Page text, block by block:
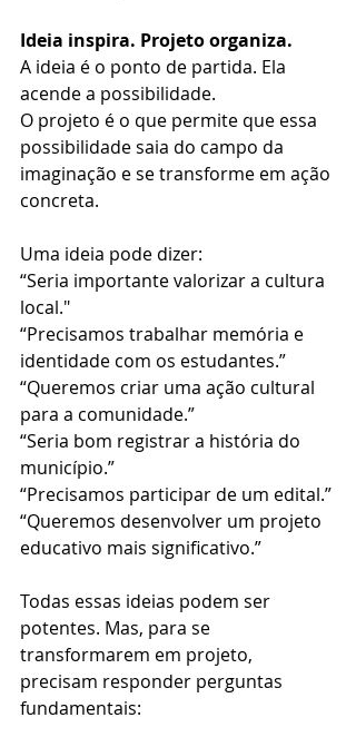
Ideia inspira. Projeto organiza.
A ideia é o ponto de partida. Ela
acende a possibilidade.
O projeto é o que permite que essa
possibilidade saia do campo da
imaginação e se transforme em ação
concreta.
Uma ideia pode dizer:
“Seria importante valorizar a cultura
local."
“Precisamos trabalhar memória e
identidade com os estudantes.”
“Queremos criar uma ação cultural
para a comunidade.”
“Seria bom registrar a história do
município.”
“Precisamos participar de um edital.”
“Queremos desenvolver um projeto
educativo mais significativo.”
Todas essas ideias podem ser
potentes. Mas, para se
transformarem em projeto,
precisam responder perguntas
fundamentais: